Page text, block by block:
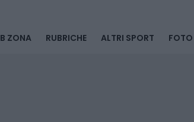
B ZONA RUBRICHE ALTRI SPORT FOTO